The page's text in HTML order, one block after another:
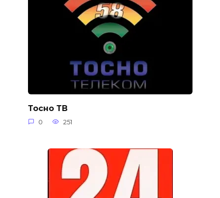
Тосно ТВ
0 251